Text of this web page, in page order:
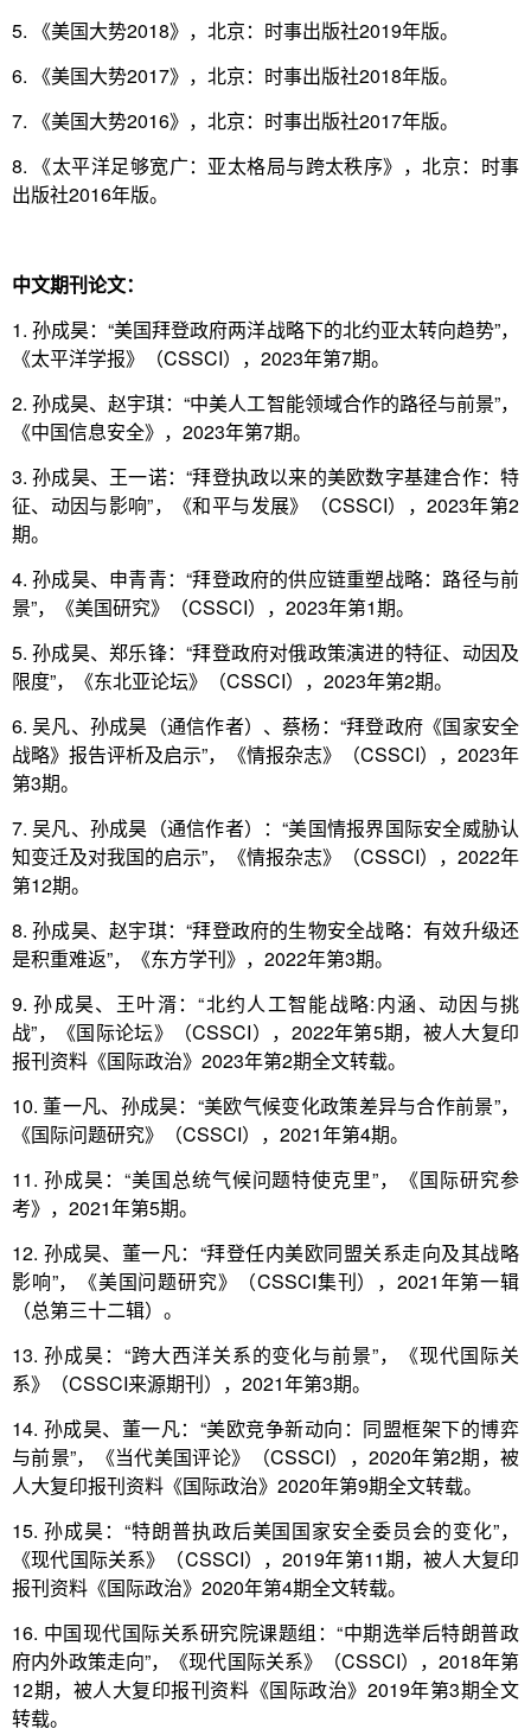
5. 《美国大势2018》，北京：时事出版社2019年版。
6. 《美国大势2017》，北京：时事出版社2018年版。
7. 《美国大势2016》，北京：时事出版社2017年版。
8. 《太平洋足够宽广：亚太格局与跨太秩序》，北京：时事
出版社2016年版。
中文期刊论文：
1. 孙成昊：“美国拜登政府两洋战略下的北约亚太转向趋势”，
《太平洋学报》（CSSCI），2023年第7期。
2. 孙成昊、赵宇琪：“中美人工智能领域合作的路径与前景”，
《中国信息安全》，2023年第7期。
3. 孙成昊、王一诺：“拜登执政以来的美欧数字基建合作：特
征、动因与影响”，《和平与发展》（CSSCI），2023年第2
期。
4. 孙成昊、申青青：“拜登政府的供应链重塑战略：路径与前
景”，《美国研究》（CSSCI），2023年第1期。
5. 孙成昊、郑乐锋：“拜登政府对俄政策演进的特征、动因及
限度”，《东北亚论坛》（CSSCI），2023年第2期。
6. 吴凡、孙成昊（通信作者）、蔡杨：“拜登政府《国家安全
战略》报告评析及启示”，《情报杂志》（CSSCI），2023年
第3期。
7. 吴凡、孙成昊（通信作者）：“美国情报界国际安全威胁认
知变迁及对我国的启示”，《情报杂志》（CSSCI），2022年
第12期。
8. 孙成昊、赵宇琪：“拜登政府的生物安全战略：有效升级还
是积重难返”，《东方学刊》，2022年第3期。
9. 孙成昊、王叶湑：“北约人工智能战略:内涵、动因与挑
战”，《国际论坛》（CSSCI），2022年第5期，被人大复印
报刊资料《国际政治》2023年第2期全文转载。
10. 董一凡、孙成昊：“美欧气候变化政策差异与合作前景”，
《国际问题研究》（CSSCI），2021年第4期。
11. 孙成昊：“美国总统气候问题特使克里”，《国际研究参
考》，2021年第5期。
12. 孙成昊、董一凡：“拜登任内美欧同盟关系走向及其战略
影响”，《美国问题研究》（CSSCI集刊），2021年第一辑
（总第三十二辑）。
13. 孙成昊：“跨大西洋关系的变化与前景”，《现代国际关
系》（CSSCI来源期刊），2021年第3期。
14. 孙成昊、董一凡：“美欧竞争新动向：同盟框架下的博弈
与前景”，《当代美国评论》（CSSCI），2020年第2期，被
人大复印报刊资料《国际政治》2020年第9期全文转载。
15. 孙成昊：“特朗普执政后美国国家安全委员会的变化”，
《现代国际关系》（CSSCI），2019年第11期，被人大复印
报刊资料《国际政治》2020年第4期全文转载。
16. 中国现代国际关系研究院课题组：“中期选举后特朗普政
府内外政策走向”，《现代国际关系》（CSSCI），2018年第
12期，被人大复印报刊资料《国际政治》2019年第3期全文
转载。